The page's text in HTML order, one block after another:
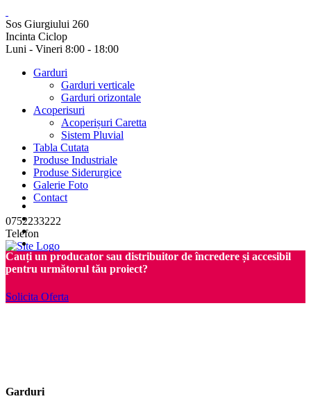
Sos Giurgiului 260
Incinta Ciclop
Luni - Vineri 8:00 - 18:00
Garduri
Garduri verticale
Garduri orizontale
Acoperisuri
Acoperișuri Caretta
Sistem Pluvial
Tabla Cutata
Produse Industriale
Produse Siderurgice
Galerie Foto
Contact
0752233222
Telefon
Cauți un producator sau distribuitor de încredere și accesibil
pentru următorul tău proiect?
Solicita Oferta
Garduri